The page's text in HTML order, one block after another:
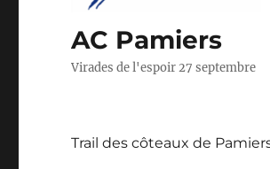
AC Pamiers
Virades de l'espoir 27 septembre
Trail des côteaux de